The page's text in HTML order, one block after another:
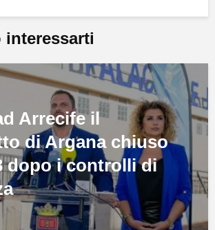
interessarti
Arrecife il
di Argana chiuso
dopo i controlli di